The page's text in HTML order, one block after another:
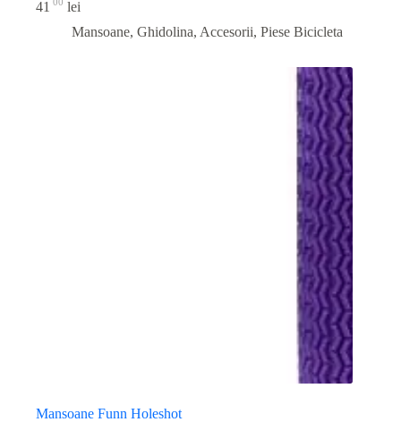
41
lei
Mansoane, Ghidolina, Accesorii, Piese Bicicleta
Mansoane Funn Holeshot